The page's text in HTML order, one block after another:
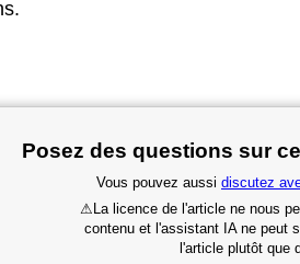
Posez des questions sur
Vous pouvez aussi discutez
⚠ La licence de l'article ne nous
contenu et l'assistant IA ne peut
l'article plutôt que